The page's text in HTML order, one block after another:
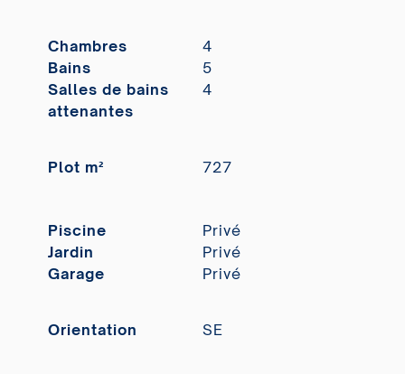
Chambres
4
Bains
5
Salles de bains
attenantes
4
Plot m² 727
Piscine
Privé
Jardin
Privé
Garage
Privé
Orientation SE